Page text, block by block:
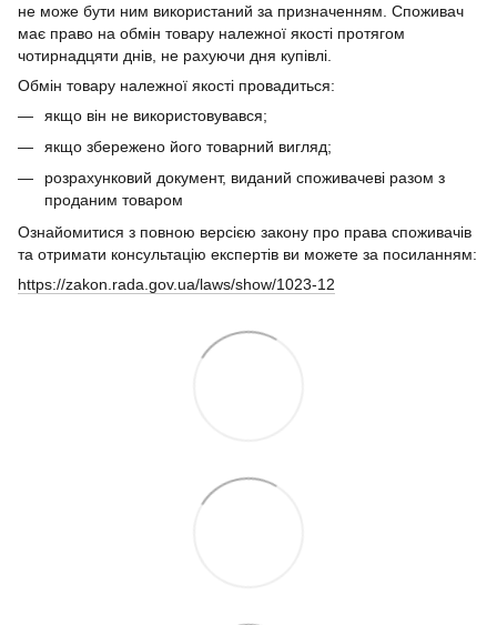
не може бути ним використаний за призначенням. Споживач
має право на обмін товару належної якості протягом
чотирнадцяти днів, не рахуючи дня купівлі.
Обмін товару належної якості провадиться:
якщо він не використовувався;
якщо збережено його товарний вигляд;
розрахунковий документ, виданий споживачеві разом з
проданим товаром
Ознайомитися з повною версією закону про права споживачів
та отримати консультацію експертів ви можете за посиланням:
https://zakon.rada.gov.ua/laws/show/1023-12